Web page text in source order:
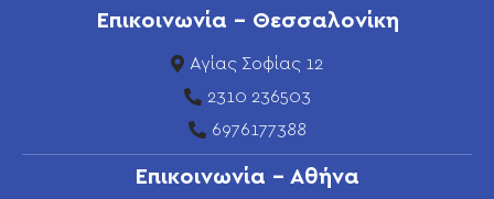
Επικοινωνία - Θεσσαλονίκη
Αγίας Σοφίας 12
2310 236503
6976177388
Επικοινωνία - Αθήνα